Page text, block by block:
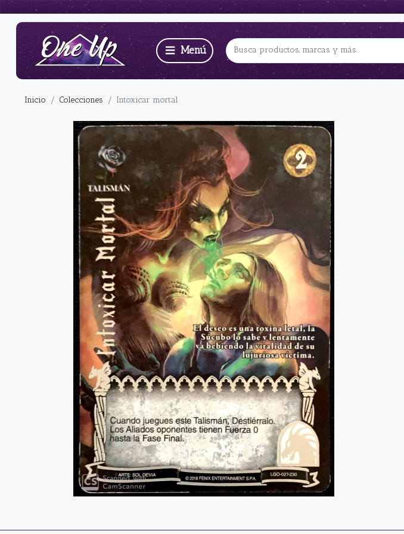
Inicio Colecciones Intoxicar mortal